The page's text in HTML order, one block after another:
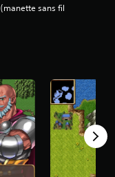
sans fil